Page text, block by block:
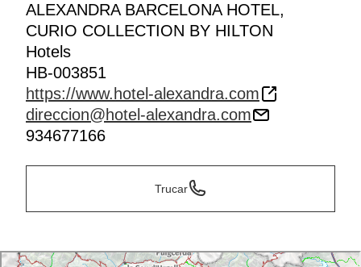
ALEXANDRA BARCELONA HOTEL,
CURIO COLLECTION BY HILTON
Hotels
HB-003851
https://www.hotel-alexandra.com
direccion@hotel-alexandra.com
934677166
Trucar